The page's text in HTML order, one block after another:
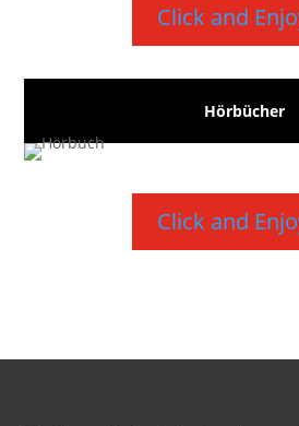
Click and
Hörbücher
Click and